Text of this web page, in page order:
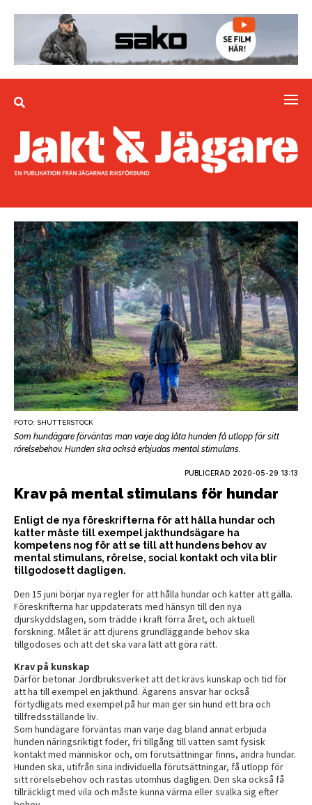
FOTO: SHUTTERSTOCK
Som hundägare förväntas man varje dag låta hunden få utlopp för sitt
rörelsebehov. Hunden ska också erbjudas mental stimulans.
PUBLICERAD 2020-05-29 13:13
Krav på mental stimulans för hundar
Enligt de nya föreskrifterna för att hålla hundar och
katter måste till exempel jakthundsägare ha
kompetens nog för att se till att hundens behov av
mental stimulans, rörelse, social kontakt och vila blir
tillgodosett dagligen.
Den 15 juni börjar nya regler för att hålla hundar och katter att gälla.
Föreskrifterna har uppdaterats med hänsyn till den nya
djurskyddslagen, som trädde i kraft förra året, och aktuell
forskning. Målet är att djurens grundläggande behov ska
tillgodoses och att det ska vara lätt att göra rätt.
Krav på kunskap
Därför betonar Jordbruksverket att det krävs kunskap och tid för
att ha till exempel en jakthund. Ägarens ansvar har också
förtydligats med exempel på hur man ger sin hund ett bra och
tillfredsställande liv.
Som hundägare förväntas man varje dag bland annat erbjuda
hunden näringsriktigt foder, fri tillgång till vatten samt fysisk
kontakt med människor och, om förutsättningar finns, andra hundar.
Hunden ska, utifrån sina individuella förutsättningar, få utlopp för
sitt rörelsebehov och rastas utomhus dagligen. Den ska också få
tillräckligt med vila och måste kunna värma eller svalka sig efter